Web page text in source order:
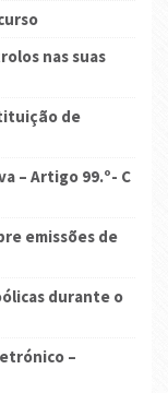
nas suas
de
– Artigo 99.º- C
emissões de
durante o
–